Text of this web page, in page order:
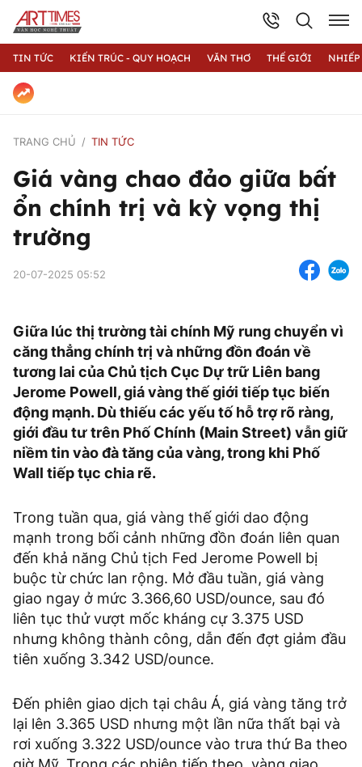
TIN TỨC KIẾN TRÚC - QUY HOẠCH VĂN THƠ THẾ GIỚI
TRANG CHỦ TIN TỨC
Giá vàng chao đảo giữa bất
ổn chính trị và kỳ vọng thị
trường
20-07-2025 05:52
Giữa lúc thị trường tài chính Mỹ rung chuyển vì
căng thẳng chính trị và những đồn đoán về
tương lai của Chủ tịch Cục Dự trữ Liên bang
Jerome Powell, giá vàng thế giới tiếp tục biến
động mạnh. Dù thiếu các yếu tố hỗ trợ rõ ràng,
giới đầu tư trên Phố Chính (Main Street) vẫn giữ
niềm tin vào đà tăng của vàng, trong khi Phố
Wall tiếp tục chia rẽ.
Trong tuần qua, giá vàng thế giới dao động
mạnh trong bối cảnh những đồn đoán liên quan
đến khả năng Chủ tịch Fed Jerome Powell bị
buộc từ chức lan rộng. Mở đầu tuần, giá vàng
giao ngay ở mức 3.366,60 USD/ounce, sau đó
liên tục thử vượt mốc kháng cự 3.375 USD
nhưng không thành công, dẫn đến đợt giảm đầu
tiên xuống 3.342 USD/ounce.
Đến phiên giao dịch tại châu Á, giá vàng tăng trở
lại lên 3.365 USD nhưng một lần nữa thất bại và
rơi xuống 3.322 USD/ounce vào trưa thứ Ba theo